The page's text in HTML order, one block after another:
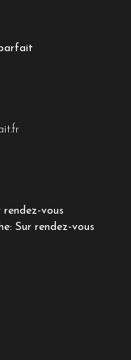
rendez-vous
Sur rendez-vous